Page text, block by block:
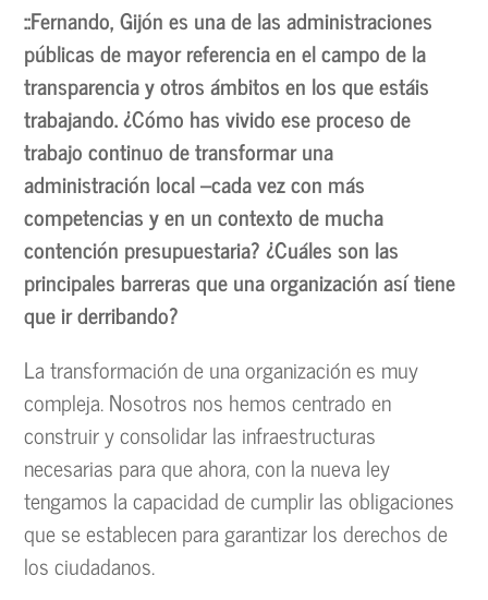
::Fernando, Gijón es una de las administraciones
públicas de mayor referencia en el campo de la
transparencia y otros ámbitos en los que estáis
trabajando. ¿Cómo has vivido ese proceso de
trabajo continuo de transformar una
administración local –cada vez con más
competencias y en un contexto de mucha
contención presupuestaria? ¿Cuáles son las
principales barreras que una organización así tiene
que ir derribando?
La transformación de una organización es muy
compleja. Nosotros nos hemos centrado en
construir y consolidar las infraestructuras
necesarias para que ahora, con la nueva ley
tengamos la capacidad de cumplir las obligaciones
que se establecen para garantizar los derechos de
los ciudadanos.